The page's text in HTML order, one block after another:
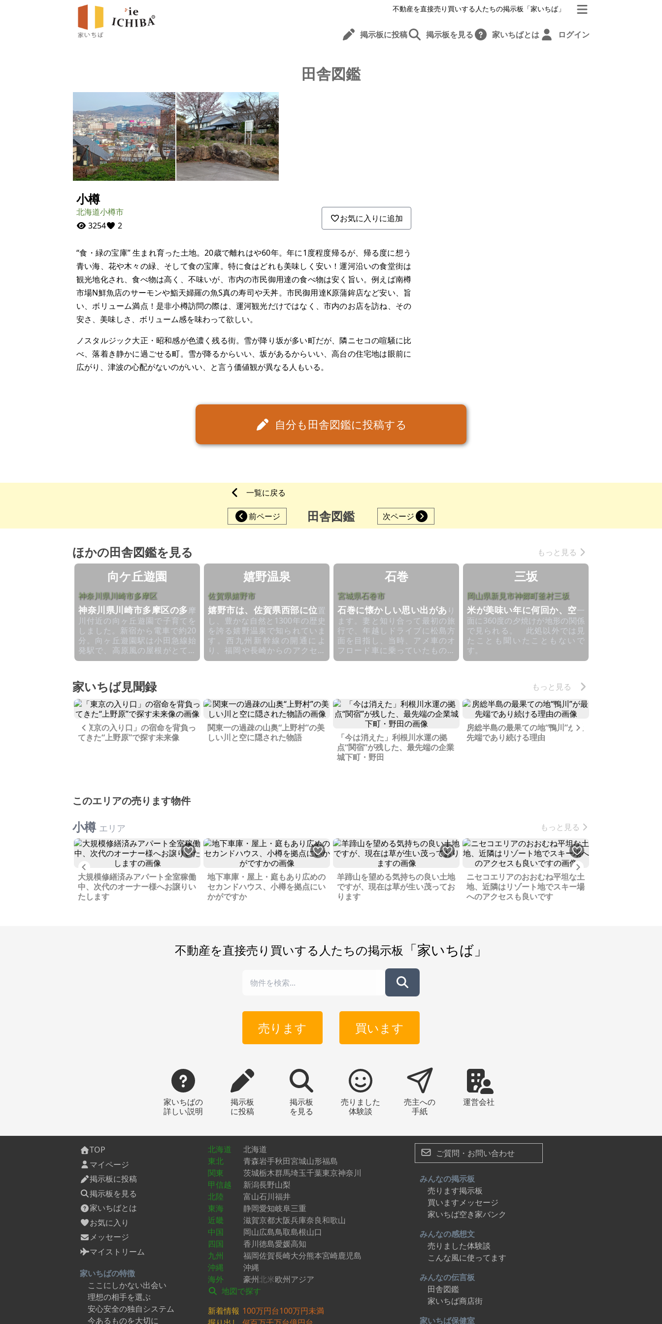
不動産を直接売り買いする人たちの掲示板「家いちば」
掲示板に投稿 掲示板を見る 家いちばとは ログイン
田舎図鑑
小樽
北海道小樽市
3254
2
お気に入りに追加
“食・緑の宝庫” 生まれ育った土地。20歳で離れはや60年。年に1度程度帰るが、帰る度に想う
青い海、花や木々の緑、そして食の宝庫。特に食はどれも美味しく安い！運河沿いの食堂街は
観光地化され、食べ物は高く、不味いが、市内の市民御用達の食べ物は安く旨い。例えば南樽
市場N鮮魚店のサーモンや鮨天婦羅の魚S真の寿司や天丼。市民御用達K原蒲鉾店など安い、旨
い、ボリューム満点！是非小樽訪問の際は、運河観光だけではなく、市内のお店を訪ね、その
安さ、美味しさ、ボリューム感を味わって欲しい。
ノスタルジック大正・昭和感が色濃く残る街。雪が降り坂が多い町だが、隣ニセコの喧騒に比
べ、落着き静かに過ごせる町。雪が降るからいい、坂があるからいい、高台の住宅地は眼前に
広がり、津波の心配がないのがいい、と言う価値観が異なる人もいる。
自分も田舎図鑑に投稿する
一覧に戻る
前ページ 田舎図鑑 次ページ
ほかの田舎図鑑を見る もっと見る
向ケ丘遊園
神奈川県川崎市多摩区
神奈川県川崎市多摩区の多摩
川付近の向ヶ丘遊園で子育てを
しました。新宿から電車で約20
分。向ヶ丘遊園駅は小田急線始
発駅で、高原風の屋根がとても
かわいい駅舎です。都会から近
角である生田緑地には蛍やタヌ
キが生息しています。升形山は
横穴式の古墳があり、山へ登る
階段は今年新しく更新されまし
た。 地元の東生田小学校は集団
登校があり、子供たちの縦の繋
がりができて、上の子が下の子
横浜のベイブリッジや新宿のビ
ル群を眺めました。そのあとは
行き星空を見ながらお昼寝した
り、岡本太郎美術館で「芸術は
爆発だ」のパワーに触れたりで
きます。田舎暮らしに憧れる人
や、古民家などの建物を見るの
が好きな人にはたまらない、古
民家の集落、日本民家園があ
り、移築された白川郷もありま
化財1件、県指定重要文化財10
件、市指定重要歴史記念物7件の
演、お茶会など、年間を通じて
さまざまなイベントが行われて
います。イベントでは子供たち
と古民家大工入門に行き、砂壁
を塗る体験もしました。着物で
人が訪れます。バラを愛でなが
らの野外コンサートが開催され
すると、町のあちこちにドラえ
もん、パーマン、オバQ等のキャ
ラクターの小さな銅像を見つけ
ることができます。「藤子・F・
不二雄」のミュージアムがある
からです。走っているバスのラ
ッピングもドラえもんのキャラ
クターが描かれています。ミュ
う水路の横の遊歩道を歩きま
す。ミュージアムに着くまで
に、いくつのキャラクターを発
見できるかワクワクできます。
私は生田緑地で遊び、育ちまし
た。同じように子供も山の自然
嬉野温泉
佐賀県嬉野市
嬉野市は、佐賀県西部に位置
し、豊かな自然と1300年の歴史
を誇る嬉野温泉で知られていま
す。西九州新幹線の開通によ
り、福岡や長崎からのアクセス
も格段に向上しました。嬉野で
『日本三大美肌の湯』として知
られており、日々の疲れを癒す
ことができます。 温泉街には、
様々な旅館やホテルがあり、湯
巡りを楽しむことができます。
わうこともできます。 古民家カ
フェでくつろぐ、「D-COFFEE」
は、築100年以上の古民家を改装
したカフェです。 千葉県から移
住した夫婦が経営しており、自
家焙煎コーヒーやアレンジコー
ヒーを楽しむことができます。
としても注目されています。 温
泉旅館である「和多屋別荘」で
ができるスペースが多数ありま
での暮らしを支えるものとし
て、充実した子育て支援があ
り、嬉野市は子育て世代にとっ
て、安心して暮らせる環境が整
第3子以降無料など、手厚い支援
制度が用意されています。 ま
た、待機児童もありません。 移
住者へのサポートとして、嬉野
市では、移住希望者向けに様々
り、3泊4日から移住体験をする
ことができます。「住む塩田
津」では、お試しサテライトオ
フィスを利用することができま
す。嬉野市には9種類の移住応援
金があり、移住者の方の状況に
合わせて利用することができま
す。空き家バンクでは、すぐに
住める家から、改修が必要な家
まで、様々な物件が登録されて
います。 空き家バンク利用促進
補助金も用意されています。 ア
クセスの良さとしまして、西九
州新幹線の開通により、嬉野市
は、九州各地からのアクセスが
で、JR博多駅から西九州新幹線を
利用すれば約1時間です。長崎市
石巻
宮城県石巻市
石巻に懐かしい思い出があ り
ます。妻と知り合って最初の旅
行で、年越しドライブに松島方
面を目指し、当時、アメ車のオ
フロード車に乗っていたものだ
から、好きこのんでひと気のな
が空回りしスタック。まだ携帯
電話が普及する前の時代、救援
を呼ぶ手段もなく、そのうち雪
が降り出し、いそいで麓まで歩
いて下り、見知らぬ民家の戸を
叩き、図々しく電話を借りるこ
とができました。その時の家主
に出てひと晩過ごすことにしま
した。その街がたまたま石巻だ
ったのです。旅の予定になかっ
た出来事で、鄙びた旅館にやっ
とのこと空いている部屋を見つ
け、散々な思いで、しょうがな
いから飲み歩こうと夜の石巻の
じました。結婚を決意した瞬間
でした。あれから30年ほどが経
り、久しぶりに訪れてみると記
憶にある当時の街並みとだいぶ
変わってしまったようで、しか
名残りを見ました。津波被害が
著しかった海沿いの一帯は、街
が完全に消え去り、現在は公園
としてはかなくも美しく整備さ
によかったと思います。
三坂
岡山県新見市神郷町釜村三坂
米が美味い年に何回か、空一
面に360度の夕焼けが地形の関係
で見られる。 此処以外では見
たことも聞いたこともないで
す。
家いちば見聞録 もっと見る
Previous
「東京の入り口」の宿命を背負っ
てきた“上野原”で探す未来像
関東一の過疎の山奥“上野村”の美
しい川と空に隠された物語
「今は消えた」利根川水運の拠
点“関宿”が残した、最先端の企業
城下町・野田
房総半島の最果ての地“鴨川”が最
先端であり続ける理由
このエリアの売ります物件
小樽 エリア もっと見る
Previous
大規模修繕済みアパート全室稼働
中、次代のオーナー様へお譲りい
たします
地下車庫・屋上・庭もあり広めの
セカンドハウス、小樽を拠点にい
かがですか
羊蹄山を望める気持ちの良い土地
ですが、現在は草が生い茂ってお
ります
ニセコエリアのおおむね平坦な土
地、近隣はリゾート地でスキー場
へのアクセスも良いです
不動産を直接売り買いする人たちの掲示板 「家いちば」
売ります 買います
家いちばの
詳しい説明
掲示板
に投稿
掲示板
を見る
売りました
体験談
売主への
手紙
運営会社
TOP
マイページ
掲示板に投稿
掲示板を見る
家いちばとは
お気に入り
メッセージ
マイストリーム
家いちばの特徴
ここにしかない出会い
理想の相手を選ぶ
安心安全の独自システム
今あるものを大切に
北海道
北海道
東北
青森岩手秋田宮城山形福島
関東
茨城栃木群馬埼玉千葉東京神奈川
甲信越
新潟長野山梨
北陸
富山石川福井
東海
静岡愛知岐阜三重
近畿
滋賀京都大阪兵庫奈良和歌山
中国
岡山広島鳥取島根山口
四国
香川徳島愛媛高知
九州
福岡佐賀長崎大分熊本宮崎鹿児島
沖縄
沖縄
海外
豪州北米欧州アジア
地図で探す
新着情報 100万円台100万円未満
ご質問・お問い合わせ
みんなの掲示板
売ります掲示板
買いますメッセージ
家いちば空き家バンク
みんなの感想文
売りました体験談
こんな風に使ってます
みんなの伝言板
田舎図鑑
家いちば商店街
家いちば保健室